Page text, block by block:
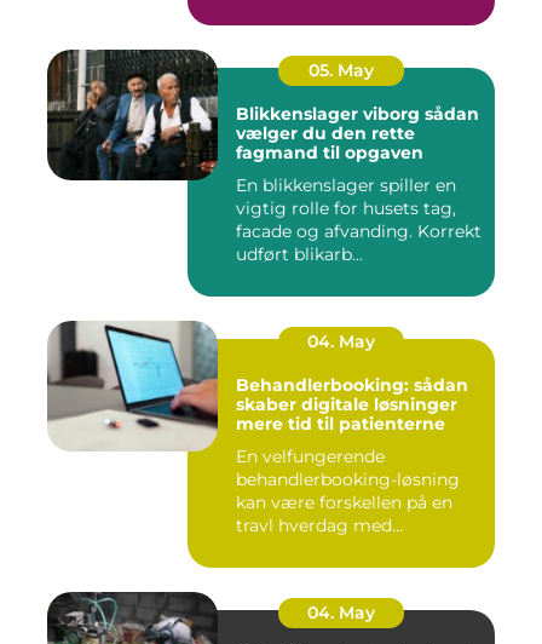
05. May
Blikkenslager viborg sådan
vælger du den rette
fagmand til opgaven
En blikkenslager spiller en
vigtig rolle for husets tag,
facade og afvanding. Korrekt
udført blikarb...
04. May
Behandlerbooking: sådan
skaber digitale løsninger
mere tid til patienterne
En velfungerende
behandlerbooking-løsning
kan være forskellen på en
travl hverdag med
04. May